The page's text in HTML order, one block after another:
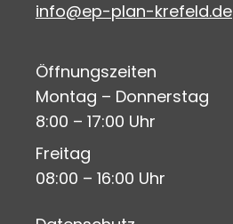
info@ep-plan-krefeld.de
Öffnungszeiten
Montag – Donnerstag
8:00 – 17:00 Uhr
Freitag
08:00 – 16:00 Uhr